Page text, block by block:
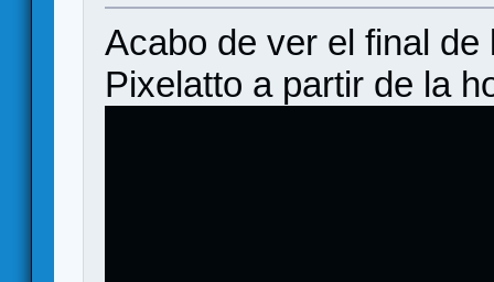
Acabo de ver el final
Pixelatto a partir de la